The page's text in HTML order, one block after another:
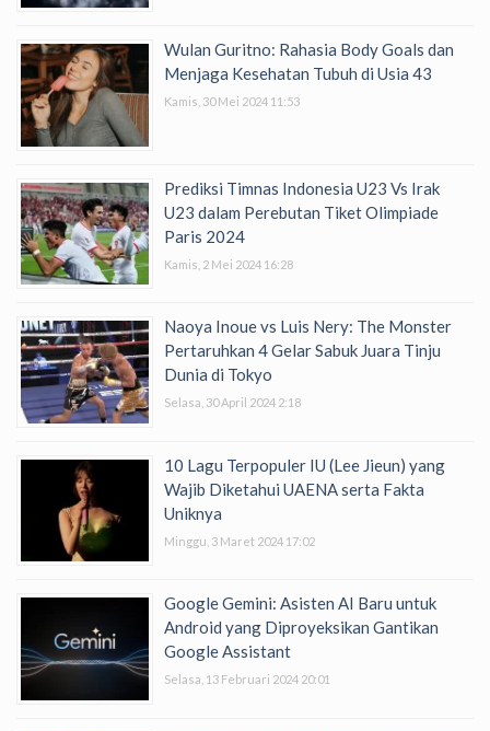
Wulan Guritno: Rahasia Body Goals dan
Menjaga Kesehatan Tubuh di Usia 43
Kamis, 30 Mei 2024 11:53
Prediksi Timnas Indonesia U23 Vs Irak
U23 dalam Perebutan Tiket Olimpiade
Paris 2024
Kamis, 2 Mei 2024 16:28
Naoya Inoue vs Luis Nery: The Monster
Pertaruhkan 4 Gelar Sabuk Juara Tinju
Dunia di Tokyo
Selasa, 30 April 2024 2:18
10 Lagu Terpopuler IU (Lee Jieun) yang
Wajib Diketahui UAENA serta Fakta
Uniknya
Minggu, 3 Maret 2024 17:02
Google Gemini: Asisten AI Baru untuk
Android yang Diproyeksikan Gantikan
Google Assistant
Selasa, 13 Februari 2024 20:01